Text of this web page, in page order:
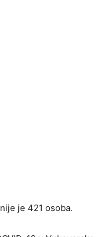
je 421 osoba.